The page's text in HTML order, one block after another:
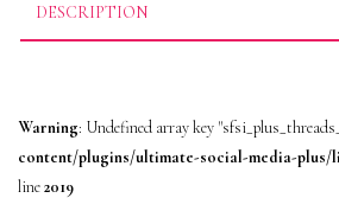
Énergie
Chaleur
Organique
DESCRIPTION
Warning: Undefined array key
content/plugins/ultimate-social-media-plus/
line2019